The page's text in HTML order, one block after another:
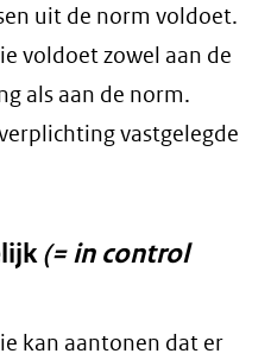
uit de norm voldoet.
voldoet zowel aan de
als aan de norm.
vastgelegde
(= in control
kan aantonen dat er